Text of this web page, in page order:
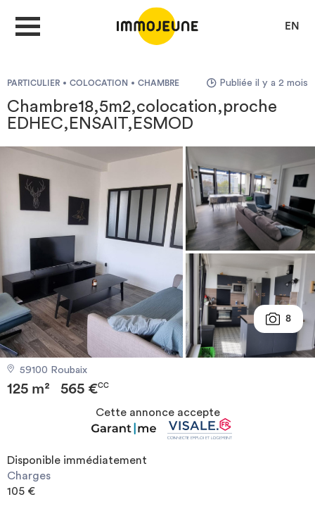
EN
Je cherche un logement
Je propose un bien
Villes
Investir
Blog
PARTICULIER COLOCATION CHAMBRE Publiée il y a 2 mois
Chambre18,5m2,colocation,proche
EDHEC,ENSAIT,ESMOD
8
59100 Roubaix
125 m² 565 €CC
Cette annonce accepte
Disponible immédiatement
Charges
105 €